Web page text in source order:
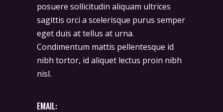
posuere sollicitudin aliquam ultrices
sagittis orci a scelerisque purus semper
eget duis at tellus at urna.
Condimentum mattis pellentesque id
nibh tortor, id aliquet lectus proin nibh
nisl.
EMAIL: